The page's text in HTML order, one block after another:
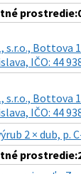
s.r.o., Bottova
IČO: 44
s.r.o., Bottova
IČO: 44
2 × dub, p.